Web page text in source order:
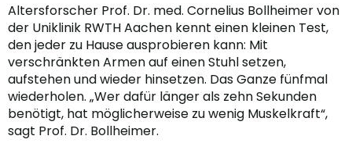
Altersforscher Prof. Dr. med. Cornelius Bollheimer von
der Uniklinik RWTH Aachen kennt einen kleinen Test,
den jeder zu Hause ausprobieren kann: Mit
verschränkten Armen auf einen Stuhl setzen,
aufstehen und wieder hinsetzen. Das Ganze fünfmal
wiederholen. „Wer dafür länger als zehn Sekunden
benötigt, hat möglicherweise zu wenig Muskelkraft“,
sagt Prof. Dr. Bollheimer.